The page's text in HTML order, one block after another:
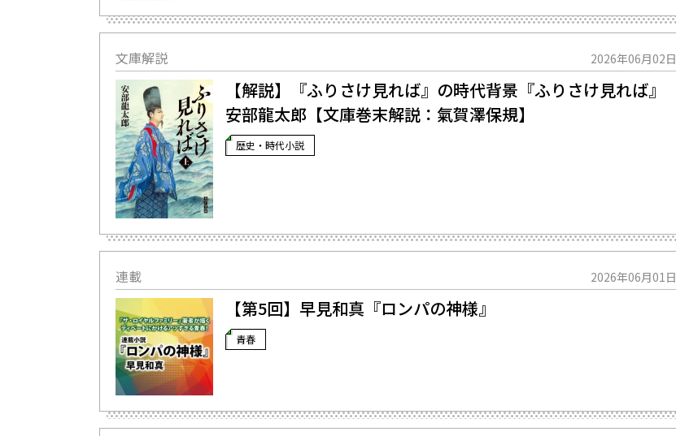
文庫解説 2026年06月02日
【解説】『ふりさけ見れば』の時代背景――『ふりさけ見れば』
安部龍太郎【文庫巻末解説：氣賀澤保規】
歴史・時代小説
連載 2026年06月01日
【第5回】早見和真『ロンパの神様』
青春